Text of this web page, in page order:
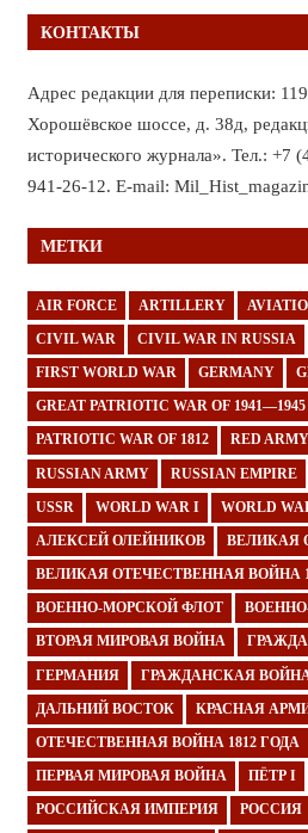
КОНТАКТЫ
Адрес редакции для переписки:
Хорошёвское шоссе, д. 38д,
исторического журнала». Тел.: +7
941-26-12. E-mail:
МЕТКИ
AIR FORCE ARTILLERY
CIVIL WAR CIVIL WAR IN RUSSIA
FIRST WORLD WAR GERMANY
GREAT PATRIOTIC WAR OF 1941—1945
PATRIOTIC WAR OF 1812 RED ARMY
RUSSIAN ARMY RUSSIAN EMPIRE
USSR WORLD WAR I WORLD
АЛЕКСЕЙ ОЛЕЙНИКОВ ВЕЛИКАЯ
ВЕЛИКАЯ ОТЕЧЕСТВЕННАЯ ВОЙНА
ВОЕННО-МОРСКОЙ ФЛОТ
ВТОРАЯ МИРОВАЯ ВОЙНА
ГЕРМАНИЯ ГРАЖДАНСКАЯ
ДАЛЬНИЙ ВОСТОК КРАСНАЯ
ОТЕЧЕСТВЕННАЯ ВОЙНА 1812 ГОДА
ПЕРВАЯ МИРОВАЯ ВОЙНА ПЁТР I
РОССИЙСКАЯ ИМПЕРИЯ РОССИЯ